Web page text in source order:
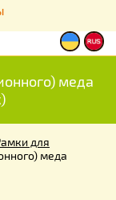
меда
для
меда